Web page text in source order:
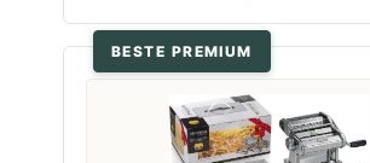
BESTE PREMIUM